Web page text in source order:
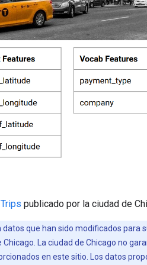
publicado por la ciudad de
que han sido modificados para
La ciudad de Chicago no
en este sitio. Los datos